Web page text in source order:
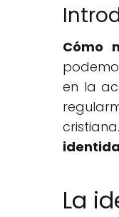
Cómo
en la
La